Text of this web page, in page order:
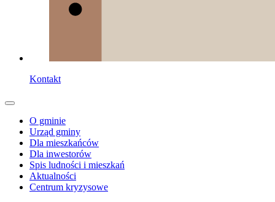
Kontakt
O gminie
Urząd gminy
Dla mieszkańców
Dla inwestorów
Spis ludności i mieszkań
Aktualności
Centrum kryzysowe